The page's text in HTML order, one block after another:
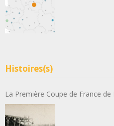
Histoires(s)
La Première Coupe de France de